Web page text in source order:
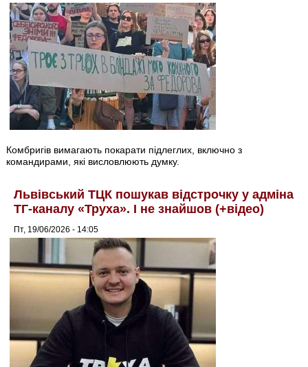
Комбригів вимагають покарати підлеглих, включно з
командирами, які висловлюють думку.
Львівський ТЦК пошукав відстрочку у адміна
ТГ-каналу «Труха». І не знайшов (+відео)
Пт, 19/06/2026 - 14:05